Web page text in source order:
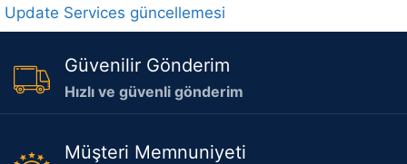
Update Services güncellemesi
Güvenilir Gönderim
Hızlı ve güvenli gönderim
Müşteri Memnuniyeti